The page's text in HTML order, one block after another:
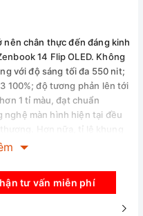
chân thực đến đáng kinh
14 Flip OLED. Không
với độ sáng tốiđa 550 nit;
100%; độ tương phản lên tới
1 tỉ màu, đạt chuẩn
nghệ màn hình hiện tại đều
Hơn nữa, tỉ lệ khung
việc rộng lớn và trực quan
số làm mới 90Hz.
tư vấn miễn phí